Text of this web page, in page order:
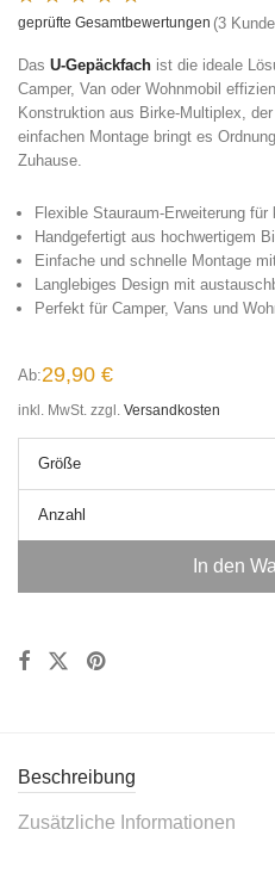
Bewertet mit5.00von 5, basierend
geprüfte Gesamtbewertungen (3
Das U-Gepäckfach ist die ideale
Camper, Van oder Wohnmobil
Konstruktion aus Birke-Multiplex,
einfachen Montage bringt es
Zuhause.
Flexible Stauraum-Erweiterung
Handgefertigt aus hochwertigem
Einfache und schnelle Montage
Langlebiges Design mit
Perfekt für Camper, Vans und
Ab:29,90 €
inkl. MwSt. zzgl. Versandkosten
Größe
Anzahl
In den
Beschreibung
Zusätzliche Informationen